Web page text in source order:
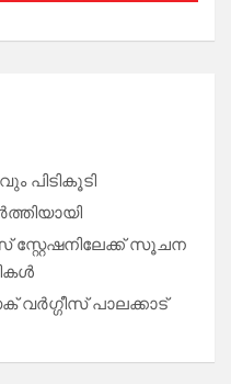
പിടികൂടി
സ്റ്റേഷനിലേക്ക് സൂചന
പാലക്കാട്